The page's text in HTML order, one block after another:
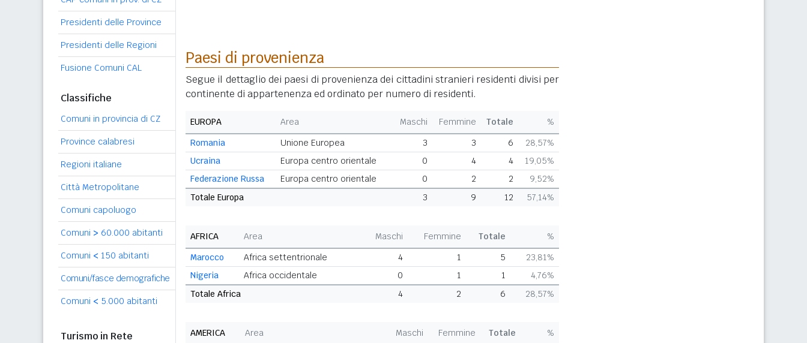
Presidenti delle Province
Presidenti delle Regioni
Fusione Comuni CAL
Classifiche
Comuni in provincia di CZ
Province calabresi
Regioni italiane
Città Metropolitane
Comuni capoluogo
Comuni > 60.000 abitanti
Comuni < 150 abitanti
Comuni/fasce demografiche
Comuni < 5.000 abitanti
Turismo in Rete
Paesi di provenienza
Segue il dettaglio dei paesi di provenienza dei cittadini stranieri residenti divisi per
continente di appartenenza ed ordinato per numero di residenti.
EUROPA Area Maschi Femmine Totale
%
Romania
Unione Europea 3 3 6
28,57%
Ucraina
Europa centro orientale 0 4 4
19,05%
Federazione Russa
Europa centro orientale 0 2 2
9,52%
Totale Europa
3 9 12 57,14%
AFRICA Area Maschi Femmine Totale
%
Marocco
Africa settentrionale 4 1 5
23,81%
Nigeria
Africa occidentale 0 1 1
4,76%
Totale Africa
4 2 6 28,57%
AMERICA Area Maschi Femmine Totale
%